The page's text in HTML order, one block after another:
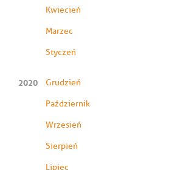
Kwiecień
Marzec
Styczeń
2020 Grudzień
Październik
Wrzesień
Sierpień
Lipiec